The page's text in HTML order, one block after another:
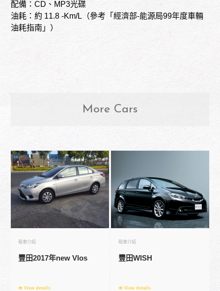
配備：CD、MP3光碟
油耗：約 11.8 -Km/L（參考「經濟部-能源局99年度車輛
油耗指南」）
More Cars
租車介紹
豐田2017年new Vlos
View details
租車介紹
豐田WISH
View details